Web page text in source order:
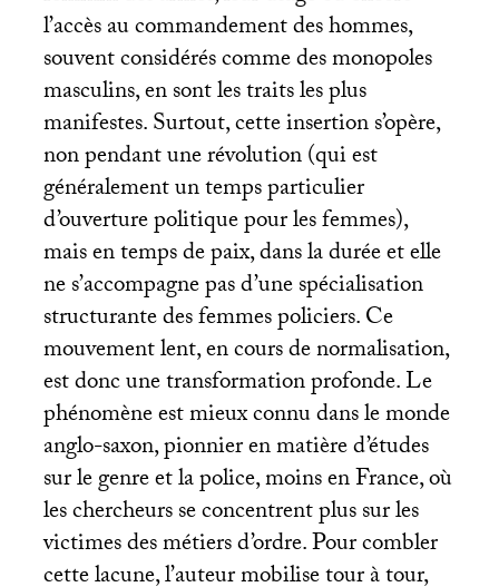
l’accès au commandement des hommes,
souvent considérés comme des monopoles
masculins, en sont les traits les plus
manifestes. Surtout, cette insertion s’opère,
non pendant une révolution (qui est
généralement un temps particulier
d’ouverture politique pour les femmes),
mais en temps de paix, dans la durée et elle
ne s’accompagne pas d’une spécialisation
structurante des femmes policiers. Ce
mouvement lent, en cours de normalisation,
est donc une transformation profonde. Le
phénomène est mieux connu dans le monde
anglo-saxon, pionnier en matière d’études
sur le genre et la police, moins en France, où
les chercheurs se concentrent plus sur les
victimes des métiers d’ordre. Pour combler
cette lacune, l’auteur mobilise tour à tour,